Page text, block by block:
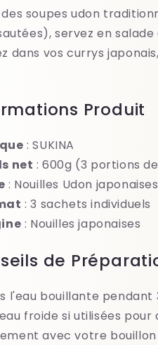
soupes udon
servez en
dans vos currys
Produit
: SUKINA
net : 600g (3 portions
: Nouilles Udon japonaises
: 3 sachets individuels
: Nouilles japonaises
de
l'eau bouillante
froide si utilisées pour
avec votre